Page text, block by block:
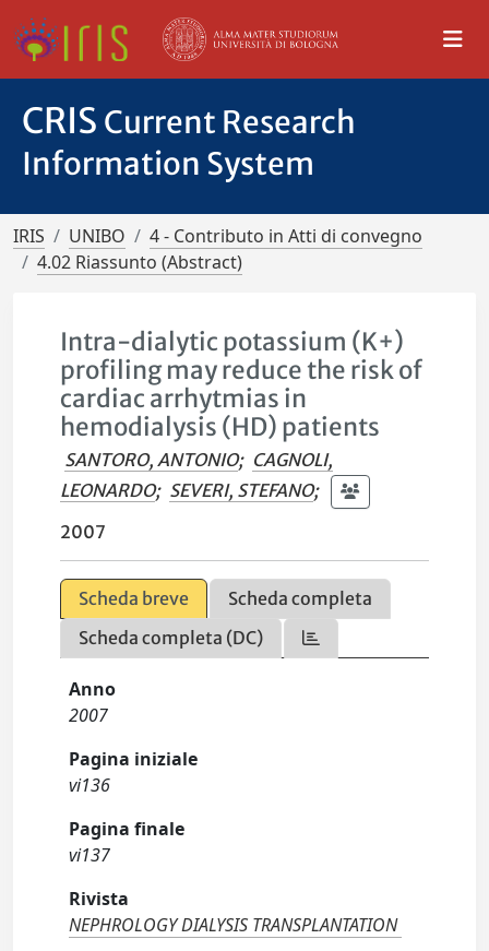
CRIS Current Research
Information System
IRIS UNIBO
4 - Contributo in Atti di convegno
4.02 Riassunto (Abstract)
Intra-dialytic potassium (K+)
profiling may reduce the risk of
cardiac arrhytmias in
hemodialysis (HD) patients
SANTORO, ANTONIO; CAGNOLI,
LEONARDO; SEVERI, STEFANO;
2007
Scheda breve
Scheda completa
Scheda completa (DC)
Anno
2007
Pagina iniziale
vi136
Pagina finale
vi137
Rivista
NEPHROLOGY DIALYSIS TRANSPLANTATION